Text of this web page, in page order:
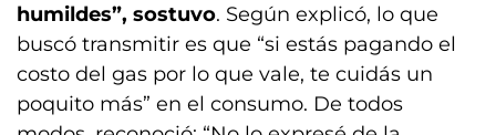
humildes”, sostuvo. Según explicó, lo que
buscó transmitir es que “si estás pagando el
costo del gas por lo que vale, te cuidás un
poquito más” en el consumo. De todos